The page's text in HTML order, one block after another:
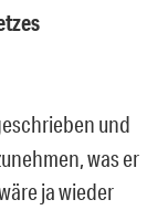
und
was er
ja wieder